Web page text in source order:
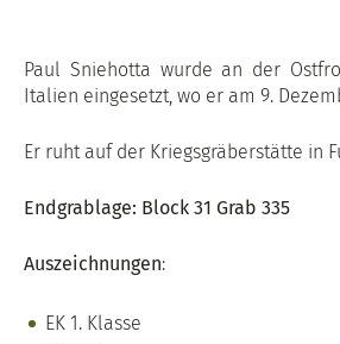
Paul Sniehotta wurde an der
Italien eingesetzt, wo er am 9.
Er ruht auf der Kriegsgräberstätte in
Endgrablage: Block 31 Grab 335
Auszeichnungen:
EK 1. Klasse